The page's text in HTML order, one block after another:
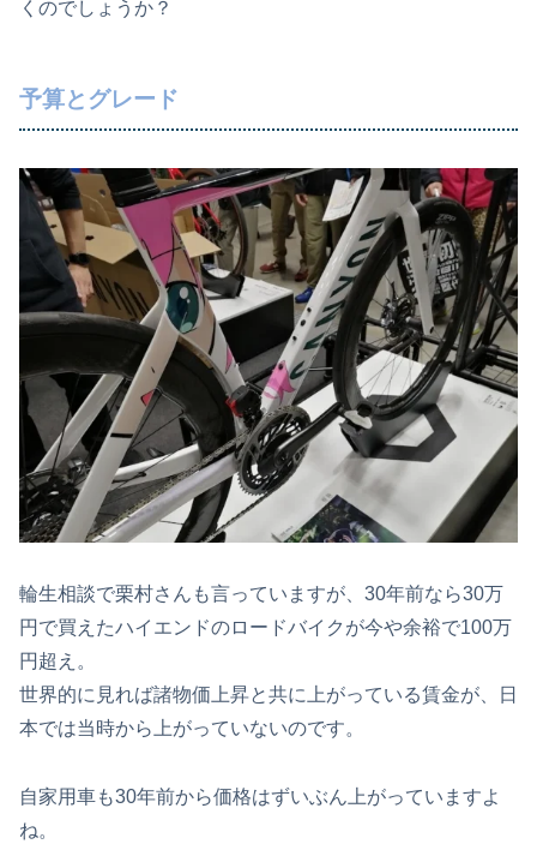
くのでしょうか？
予算とグレード
輪生相談で栗村さんも言っていますが、30年前なら30万
円で買えたハイエンドのロードバイクが今や余裕で100万
円超え。
世界的に見れば諸物価上昇と共に上がっている賃金が、日
本では当時から上がっていないのです。
自家用車も30年前から価格はずいぶん上がっていますよ
ね。